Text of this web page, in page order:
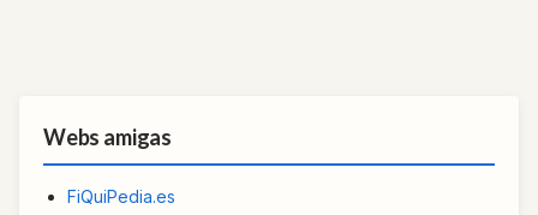
Webs amigas
FiQuiPedia.es